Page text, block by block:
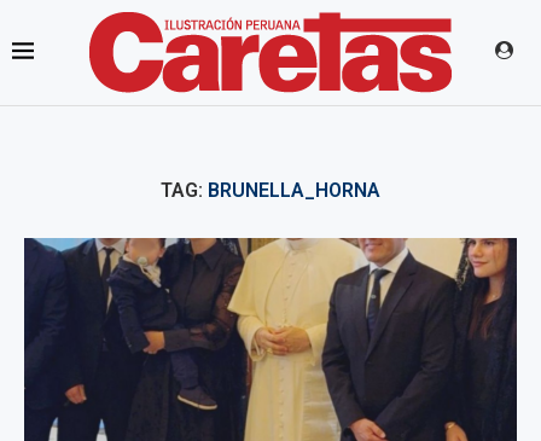
TAG: BRUNELLA_HORNA